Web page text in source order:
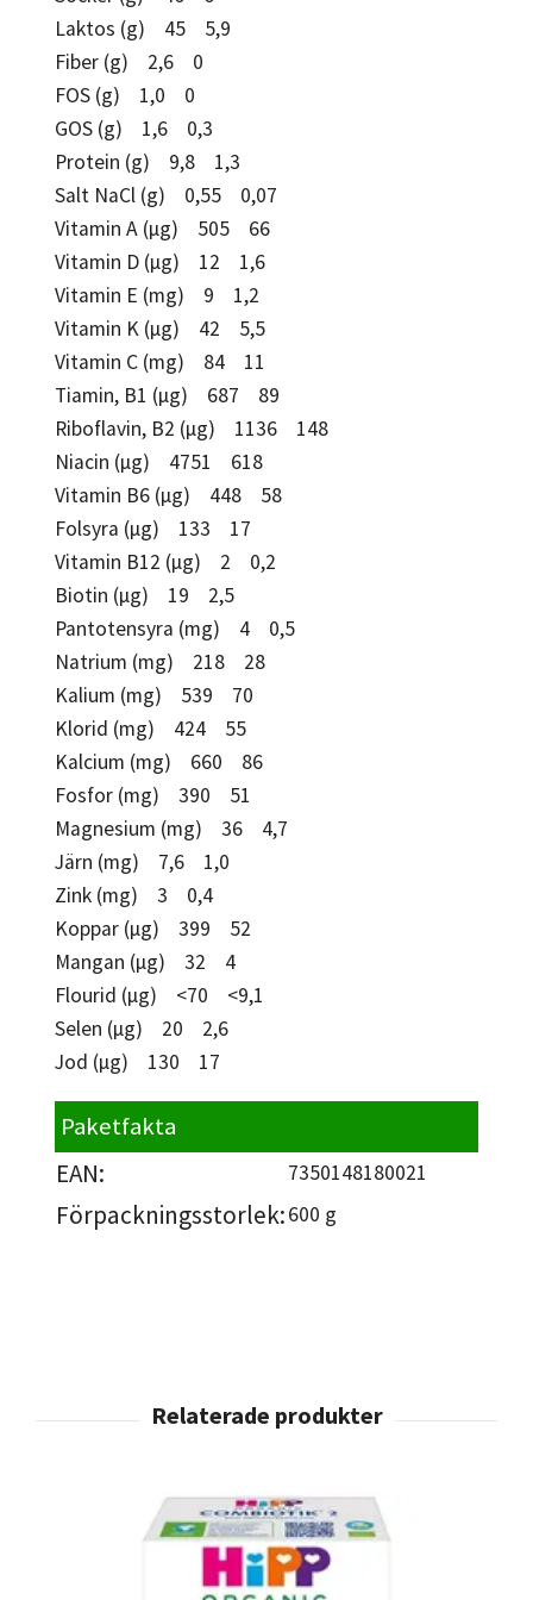
Laktos (g) 45 5,9
Fiber (g) 2,6 0
FOS (g) 1,0 0
GOS (g) 1,6 0,3
Protein (g) 9,8 1,3
Salt NaCl (g) 0,55 0,07
Vitamin A (µg) 505 66
Vitamin D (µg) 12 1,6
Vitamin E (mg) 9 1,2
Vitamin K (µg) 42 5,5
Vitamin C (mg) 84 11
Tiamin, B1 (µg) 687 89
Riboflavin, B2 (µg) 1136 148
Niacin (µg) 4751 618
Vitamin B6 (µg) 448 58
Folsyra (µg) 133 17
Vitamin B12 (µg) 2 0,2
Biotin (µg) 19 2,5
Pantotensyra (mg) 4 0,5
Natrium (mg) 218 28
Kalium (mg) 539 70
Klorid (mg) 424 55
Kalcium (mg) 660 86
Fosfor (mg) 390 51
Magnesium (mg) 36 4,7
Järn (mg) 7,6 1,0
Zink (mg) 3 0,4
Koppar (µg) 399 52
Mangan (µg) 32 4
Flourid (µg) <70 <9,1
Selen (µg) 20 2,6
Jod (µg) 130 17
Paketfakta
EAN: 7350148180021
Förpackningsstorlek:600 g